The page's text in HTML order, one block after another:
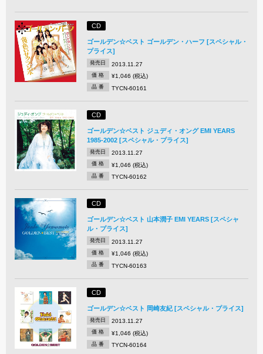
CD
ゴールデン☆ベスト ゴールデン・ハーフ [スペシャル・
プライス]
発売日 2013.11.27
価 格 ¥1,046 (税込)
品 番 TYCN-60161
CD
ゴールデン☆ベスト ジュディ・オング EMI YEARS
1985-2002 [スペシャル・プライス]
発売日 2013.11.27
価 格 ¥1,046 (税込)
品 番 TYCN-60162
CD
ゴールデン☆ベスト 山本潤子 EMI YEARS [スペシャ
ル・プライス]
発売日 2013.11.27
価 格 ¥1,046 (税込)
品 番 TYCN-60163
CD
ゴールデン☆ベスト 岡崎友紀 [スペシャル・プライス]
発売日 2013.11.27
価 格 ¥1,046 (税込)
品 番 TYCN-60164